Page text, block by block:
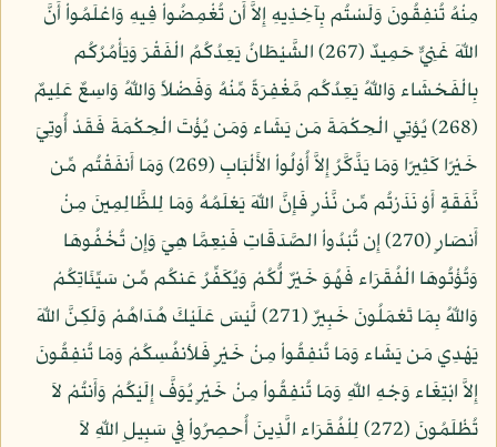
مِنْهُ تُنفِقُونَ وَلَسْتُم بِآخِذِيهِ إِلاَّ أَن تُغْمِضُواْ فِيهِ وَاعْلَمُواْ أَنَّ
اللّهَ غَنِيٌّ حَمِيدٌ (267) الشَّيْطَانُ يَعِدُكُمُ الْفَقْرَ وَيَأْمُرُكُم
بِالْفَحْشَاء وَاللّهُ يَعِدُكُم مَّغْفِرَةً مِّنْهُ وَفَضْلاً وَاللّهُ وَاسِعٌ عَلِيمٌ
(268) يُؤتِي الْحِكْمَةَ مَن يَشَاء وَمَن يُؤْتَ الْحِكْمَةَ فَقَدْ أُوتِيَ
خَيْرًا كَثِيرًا وَمَا يَذَّكَّرُ إِلاَّ أُوْلُواْ الأَلْبَابِ (269) وَمَا أَنفَقْتُم مِّن
نَّفَقَةٍ أَوْ نَذَرْتُم مِّن نَّذْرٍ فَإِنَّ اللّهَ يَعْلَمُهُ وَمَا لِلظَّالِمِينَ مِنْ
أَنصَارٍ (270) إِن تُبْدُواْ الصَّدَقَاتِ فَنِعِمَّا هِيَ وَإِن تُخْفُوهَا
وَتُؤْتُوهَا الْفُقَرَاء فَهُوَ خَيْرٌ لُّكُمْ وَيُكَفِّرُ عَنكُم مِّن سَيِّئَاتِكُمْ
وَاللّهُ بِمَا تَعْمَلُونَ خَبِيرٌ (271) لَّيْسَ عَلَيْكَ هُدَاهُمْ وَلَكِنَّ اللّهَ
يَهْدِي مَن يَشَاء وَمَا تُنفِقُواْ مِنْ خَيْرٍ فَلأنفُسِكُمْ وَمَا تُنفِقُونَ
إِلاَّ ابْتِغَاء وَجْهِ اللّهِ وَمَا تُنفِقُواْ مِنْ خَيْرٍ يُوَفَّ إِلَيْكُمْ وَأَنتُمْ لاَ
تُظْلَمُونَ (272) لِلْفُقَرَاء الَّذِينَ أُحصِرُواْ فِي سَبِيلِ اللّهِ لاَ